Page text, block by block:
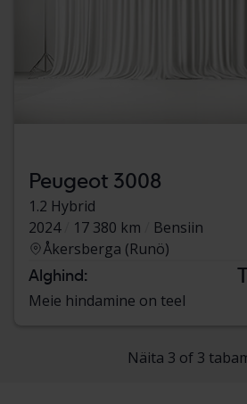
Peugeot 3008
1.2 Hybrid
2024
17 380 km
Bensiin
Åkersberga (Runö)
Alghind:
Meie hindamine on teel
Näita 3 of 3